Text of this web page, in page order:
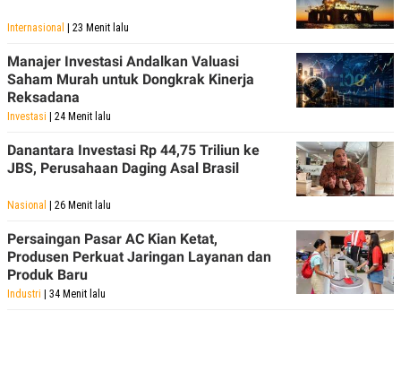
I
SITEMAP PROFILE
PEDOMAN
PEMBERITAAN
PRIVACY
Internasional | 23 Menit lalu
Manajer Investasi Andalkan Valuasi
Saham Murah untuk Dongkrak Kinerja
Reksadana
Investasi | 24 Menit lalu
Danantara Investasi Rp 44,75 Triliun ke
JBS, Perusahaan Daging Asal Brasil
Nasional | 26 Menit lalu
Persaingan Pasar AC Kian Ketat,
Produsen Perkuat Jaringan Layanan dan
Produk Baru
Industri | 34 Menit lalu